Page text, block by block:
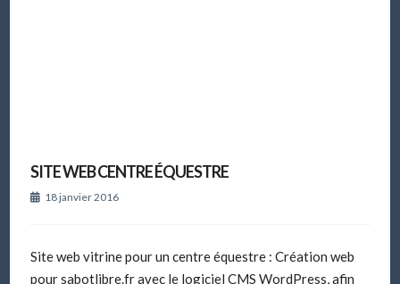
SITE WEB CENTRE ÉQUESTRE
18 janvier 2016
Site web vitrine pour un centre équestre : Création web
pour sabotlibre.fr avec le logiciel CMS WordPress, afin